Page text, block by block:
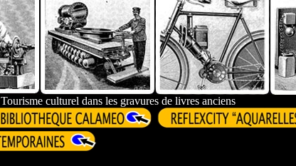
Tourisme culturel dans les gravures de livres anciens